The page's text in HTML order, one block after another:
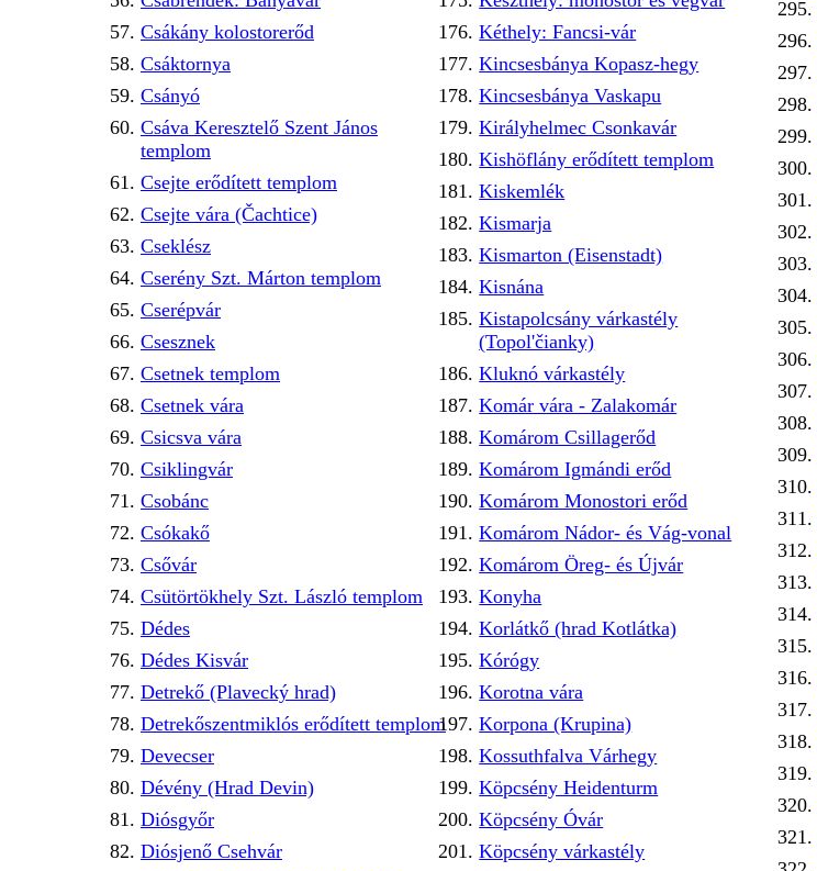
Csákány kolostorerőd
Csáktornya
Csányó
Csáva Keresztelő Szent János
templom
Csejte erődített templom
Csejte vára (Čachtice)
Cseklész
Cserény Szt. Márton templom
Cserépvár
Csesznek
Csetnek templom
Csetnek vára
Csicsva vára
Csiklingvár
Csobánc
Csókakő
Csővár
Csütörtökhely Szt. László templom
Dédes
Dédes Kisvár
Detrekő (Plavecký hrad)
Detrekőszentmiklós erődített templom
Devecser
Dévény (Hrad Devin)
Diósgyőr
Diósjenő Csehvár
Kéthely: Fancsi-vár
Kincsesbánya Kopasz-hegy
Kincsesbánya Vaskapu
Királyhelmec Csonkavár
Kishöflány erődített templom
Kiskemlék
Kismarja
Kismarton (Eisenstadt)
Kisnána
Kistapolcsány várkastély
(Topol'čianky)
Kluknó várkastély
Komár vára - Zalakomár
Komárom Csillagerőd
Komárom Igmándi erőd
Komárom Monostori erőd
Komárom Nádor- és Vág-vonal
Komárom Öreg- és Újvár
Konyha
Korlátkő (hrad Kotlátka)
Kórógy
Korotna vára
Korpona (Krupina)
Kossuthfalva Várhegy
Köpcsény Heidenturm
Köpcsény Óvár
Köpcsény várkastély